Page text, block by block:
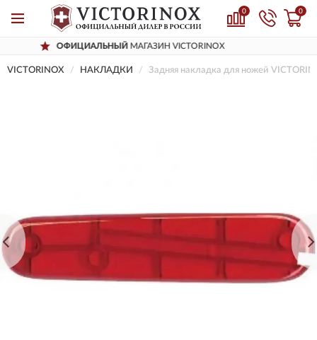
0 0
МАГАЗИН VICTORINOX
VICTORINOX НАКЛАДКИ Задняя накладка для ножей